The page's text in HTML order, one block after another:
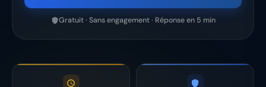
Gratuit · Sans engagement · Réponse en 5 min